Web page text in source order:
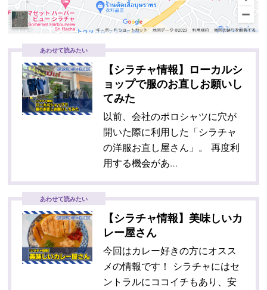
あわせて読みたい
【シラチャ情報】ローカルシ
ョップで服のお直しお願いし
てみた
以前、会社のポロシャツに穴が
開いた際に利用した「シラチャ
の洋服お直し屋さん」。 再度利
用する機会があ…
あわせて読みたい
【シラチャ情報】美味しいカ
レー屋さん
今回はカレー好きの方にオスス
メの情報です！ シラチャにはセ
ントラルにココイチもあり、安